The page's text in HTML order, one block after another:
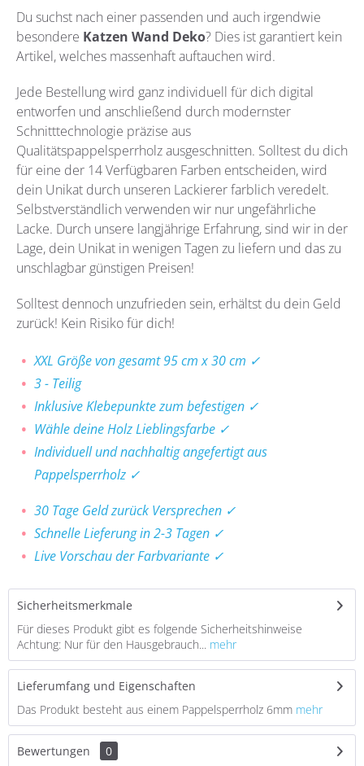
Du suchst nach einer passenden und auch irgendwie
besondere Katzen Wand Deko? Dies ist garantiert kein
Artikel, welches massenhaft auftauchen wird.
Jede Bestellung wird ganz individuell für dich digital
entworfen und anschließend durch modernster
Schnitttechnologie präzise aus
Qualitätspappelsperrholzausgeschnitten. Solltest du dich
für eine der 14 Verfügbaren Farben entscheiden, wird
dein Unikat durch unseren Lackierer farblich veredelt.
Selbstverständlich verwenden wir nur ungefährliche
Lacke. Durch unsere langjährige Erfahrung, sind wir in der
Lage, dein Unikat in wenigen Tagen zu liefern und das zu
unschlagbar günstigen Preisen!
Solltest dennoch unzufrieden sein, erhältst du dein Geld
zurück! Kein Risiko für dich!
XXL Größe von gesamt 95 cm x 30 cm ✓
3 - Teilig
Inklusive Klebepunkte zum befestigen ✓
Wähle deine Holz Lieblingsfarbe ✓
Individuell und nachhaltig angefertigt aus
Pappelsperrholz ✓
30 Tage Geld zurück Versprechen ✓
Schnelle Lieferung in 2-3 Tagen ✓
Live Vorschau der Farbvariante ✓
Sicherheitsmerkmale
Für dieses Produkt gibt es folgende Sicherheitshinweise
Achtung: Nur für den Hausgebrauch... mehr
Lieferumfang und Eigenschaften
Das Produkt besteht aus einem Pappelsperrholz 6mm mehr
Bewertungen
0